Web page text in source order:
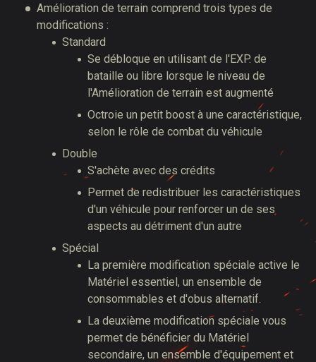
Amélioration de terrain comprend trois types de
modifications :
Standard
Se débloque en utilisant de l'EXP. de
bataille ou libre lorsque le niveau de
l'Amélioration de terrain est augmenté
Octroie un petit boost à une caractéristique,
selon le rôle de combat du véhicule
Double
S'achète avec des crédits
Permet de redistribuer les caractéristiques
d'un véhicule pour renforcer un de ses
aspects au détriment d'un autre
Spécial
La première modification spéciale active le
Matériel essentiel, un ensemble de
consommables et d'obus alternatif.
La deuxième modification spéciale vous
permet de bénéficier du Matériel
secondaire, un ensemble d'équipement et